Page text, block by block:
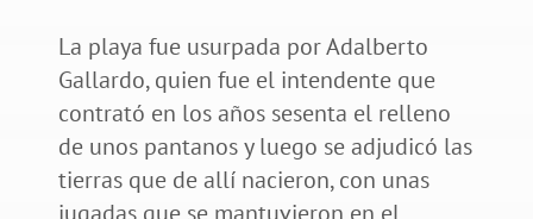
La playa fue usurpada por Adalberto
Gallardo, quien fue el intendente que
contrató en los años sesenta el relleno
de unos pantanos y luego se adjudicó las
tierras que de allí nacieron, con unas